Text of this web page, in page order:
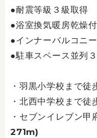
●耐震等級３級取得
●浴室換気暖房乾燥付
●インナーバルコニー
●駐車スペース並列
・羽黒小学校まで
・北西中学校まで
・セブンイレブン
271m)